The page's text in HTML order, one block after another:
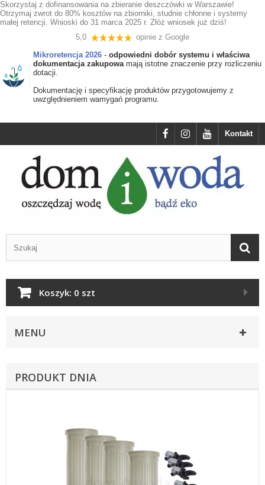
Skorzystaj z dofinansowania na zbieranie deszczówki w Warszawie!
Otrzymaj zwrot do 80% kosztów na zbiorniki, studnie chłonne i systemy
małej retencji. Wnioski do 31 marca 2025 r. Złóż wniosek już dziś!
5,0
opinie z Google
Mikroretencja 2026 - odpowiedni dobór systemu i właściwa
dokumentacja zakupowamają istotne znaczenie przy rozliczeniu
dotacji.
Dokumentację i specyfikację produktów przygotowujemy z
uwzględnieniem wamygań programu.
Kontakt
Koszyk: 0 szt
MENU
PRODUKT DNIA